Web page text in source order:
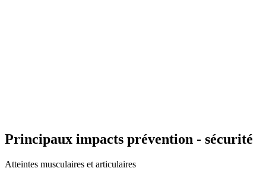
Principaux impacts prévention - sécurité
Atteintes musculaires et articulaires